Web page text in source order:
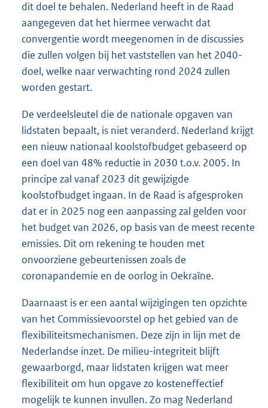
dit doel te behalen. Nederland heeft in de Raad
aangegeven dat het hiermee verwacht dat
convergentie wordt meegenomen in de discussies
die zullen volgen bij het vaststellen van het 2040-
doel, welke naar verwachting rond 2024 zullen
worden gestart.
De verdeelsleutel die de nationale opgaven van
lidstaten bepaalt, is niet veranderd. Nederland krijgt
een nieuw nationaal koolstofbudget gebaseerd op
een doel van 48% reductie in 2030 t.o.v. 2005. In
principe zal vanaf 2023 dit gewijzigde
koolstofbudget ingaan. In de Raad is afgesproken
dat er in 2025 nog een aanpassing zal gelden voor
het budget van 2026, op basis van de meest recente
emissies. Dit om rekening te houden met
onvoorziene gebeurtenissen zoals de
coronapandemie en de oorlog in Oekraïne.
Daarnaast is er een aantal wijzigingen ten opzichte
van het Commissievoorstel op het gebied van de
flexibiliteitsmechanismen. Deze zijn in lijn met de
Nederlandse inzet. De milieu-integriteit blijft
gewaarborgd, maar lidstaten krijgen wat meer
flexibiliteit om hun opgave zo kosteneffectief
mogelijk te kunnen invullen. Zo mag Nederland